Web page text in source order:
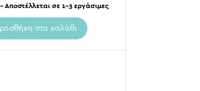
Αποστέλλεται σε 1-3 εργάσιμες
στο καλάθι